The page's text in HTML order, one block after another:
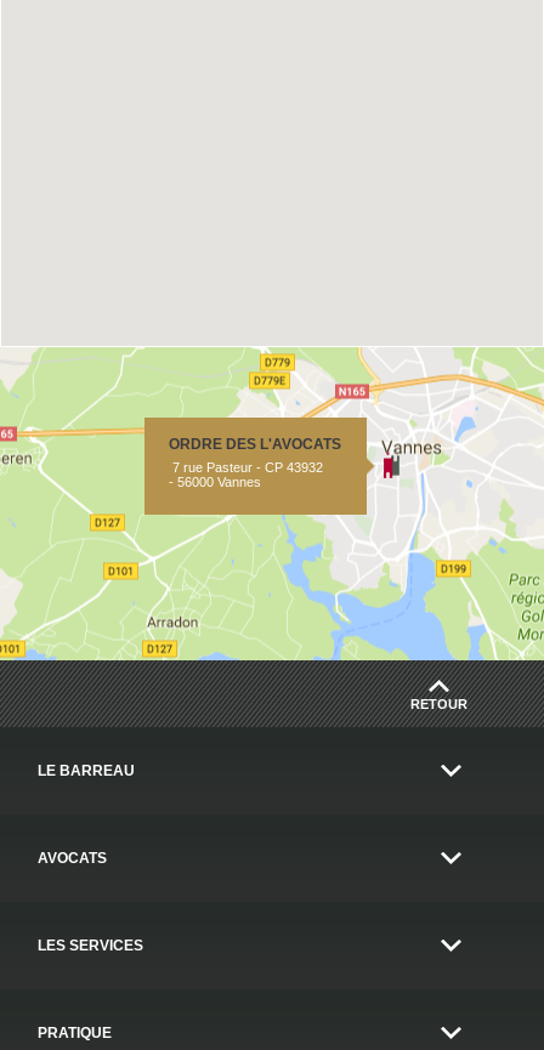
ORDRE DES L'AVOCATS
7 rue Pasteur - CP 43932
- 56000 Vannes
RETOUR
LE BARREAU
AVOCATS
LES SERVICES
PRATIQUE